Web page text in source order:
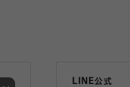
LINE公式